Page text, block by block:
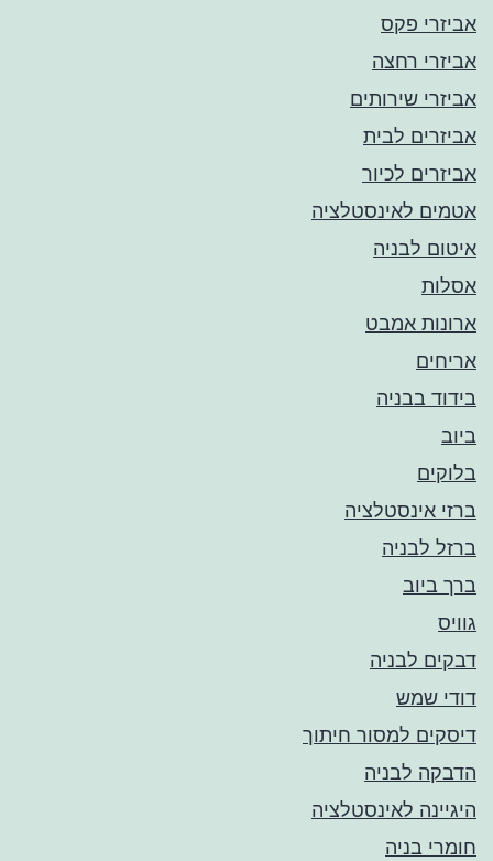
אביזרי פקס
אביזרי רחצה
אביזרי שירותים
אביזרים לבית
אביזרים לכיור
אטמים לאינסטלציה
איטום לבניה
אסלות
ארונות אמבט
אריחים
בידוד בבניה
ביוב
בלוקים
ברזי אינסטלציה
ברזל לבניה
ברך ביוב
גוויס
דבקים לבניה
דודי שמש
דיסקים למסור חיתוך
הדבקה לבניה
היגיינה לאינסטלציה
חומרי בניה